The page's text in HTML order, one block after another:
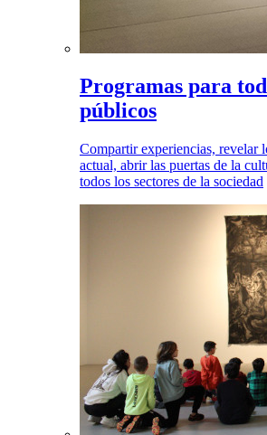
Programas para
públicos
Compartir experiencias, revelar
actual, abrir las puertas de la
todos los sectores de la sociedad